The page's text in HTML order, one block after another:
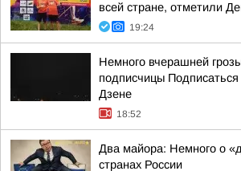
всей стране, отметили
19:24
Немного вчерашней
подписчицы
Дзене
18:52
Два майора: Немного о
странах России